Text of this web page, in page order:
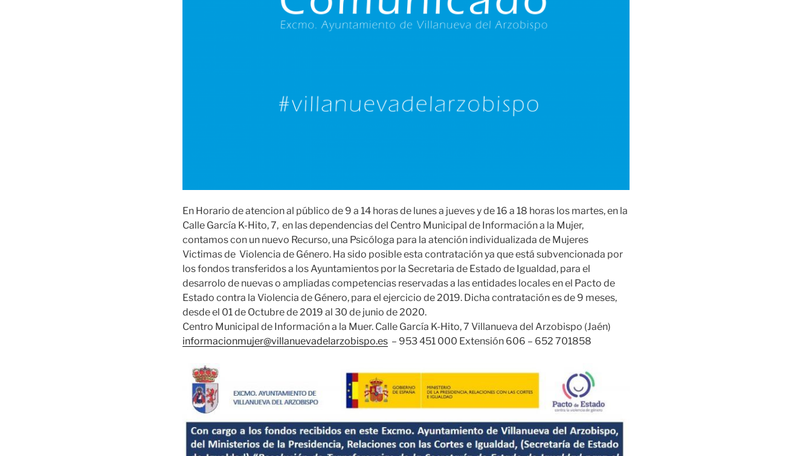
En Horario de atencion al público de 9 a 14 horas de lunes a jueves y de 16 a 18 horas los martes, en la
Calle García K-Hito, 7, en las dependencias del Centro Municipal de Información a la Mujer,
contamos con un nuevo Recurso, una Psicóloga para la atención individualizada de Mujeres
Victimas de Violencia de Género. Ha sido posible esta contratación ya que está subvencionada por
los fondos transferidos a los Ayuntamientos por la Secretaria de Estado de Igualdad, para el
desarrolo de nuevas o ampliadas competencias reservadas a las entidades locales en el Pacto de
Estado contra la Violencia de Género, para el ejercicio de 2019. Dicha contratación es de 9 meses,
desde el 01 de Octubre de 2019 al 30 de junio de 2020.
Centro Municipal de Información a la Muer. Calle García K-Hito, 7 Villanueva del Arzobispo (Jaén)
informacionmujer@villanuevadelarzobispo.es – 953 451 000 Extensión 606 – 652 701858